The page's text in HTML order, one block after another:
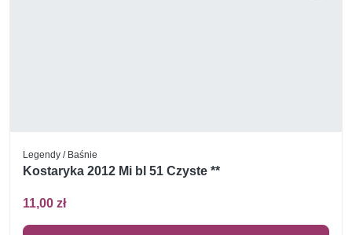
Legendy / Baśnie
Kostaryka 2012 Mi bl 51 Czyste **
11,00 zł